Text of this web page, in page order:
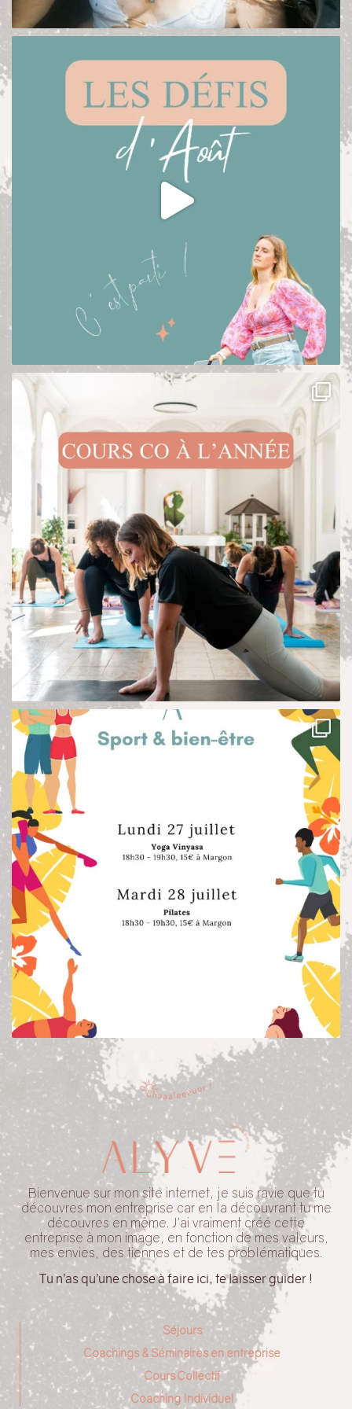
Bienvenue sur mon site internet, je suis ravie que tu
découvres mon entreprise car en la découvrant tu me
découvres en même. J’ai vraiment créé cette
entreprise à mon image, en fonction de mes valeurs,
mes envies, des tiennes et de tes problématiques.
Tu n’as qu’une chose à faire ici, te laisser guider !
Séjours
Coachings & Séminaires en entreprise
Cours Collectif
Coaching Individuel